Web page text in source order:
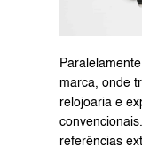
marca, onde
relojoaria e
referências